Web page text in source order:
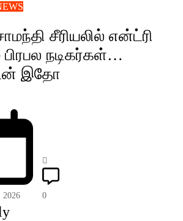
சீரியலில் என்ட்ரி
நடிகர்கள்…
இதோ
2026 0